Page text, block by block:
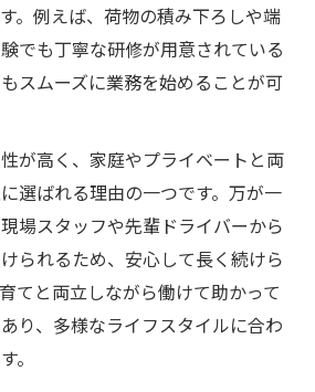
。例えば、荷物の積み下ろしや端
でも丁寧な研修が用意されている
スムーズに業務を始めることが可
が高く、家庭やプライベートと両
選ばれる理由の一つです。万が一
場スタッフや先輩ドライバーから
られるため、安心して長く続けら
てと両立しながら働けて助かって
り、多様なライフスタイルに合わ
。